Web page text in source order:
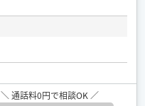
＼ 通話料0円で相談OK ／